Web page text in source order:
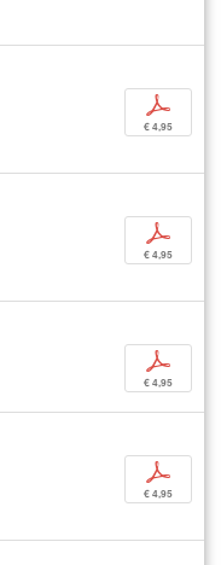
p
€ 4,95
p
€ 4,95
p
€ 4,95
p
€ 4,95